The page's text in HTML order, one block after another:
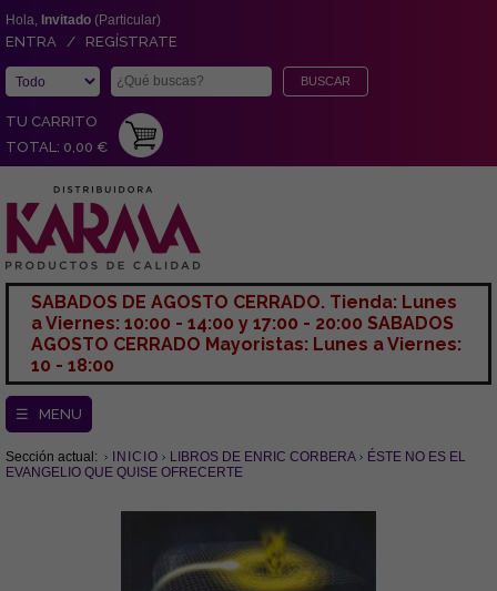
Hola, Invitado (Particular)
ENTRA / REGÍSTRATE
TU CARRITO
TOTAL: 0,00 €
SABADOS DE AGOSTO CERRADO. Tienda: Lunes
a Viernes: 10:00 - 14:00 y 17:00 - 20:00 SABADOS
AGOSTO CERRADO Mayoristas: Lunes a Viernes:
10 - 18:00
☰ MENU
Sección actual: INICIO LIBROS DE ENRIC CORBERA
ÉSTE NO ES EL
EVANGELIO QUE QUISE OFRECERTE